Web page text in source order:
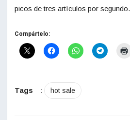
picos de tres artículos por segundo.
Compártelo:
Tags : hot sale